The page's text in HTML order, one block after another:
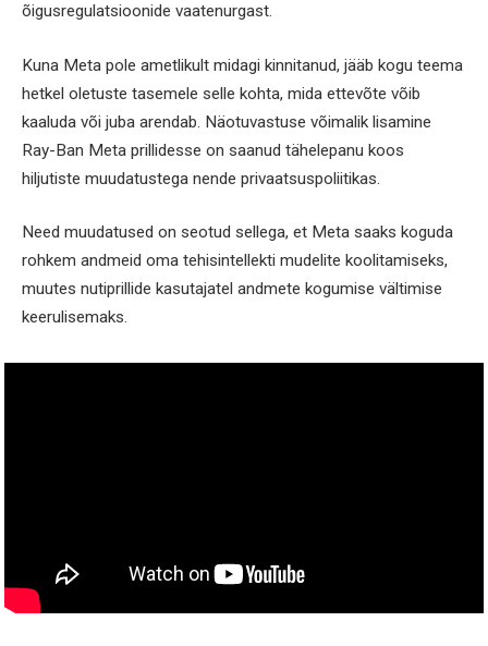
õigusregulatsioonide vaatenurgast.
Kuna Meta pole ametlikult midagi kinnitanud, jääb kogu teema
hetkel oletuste tasemele selle kohta, mida ettevõte võib
kaaluda või juba arendab. Näotuvastuse võimalik lisamine
Ray-Ban Meta prillidesse on saanud tähelepanu koos
hiljutiste muudatustega nende privaatsuspoliitikas.
Need muudatused on seotud sellega, et Meta saaks koguda
rohkem andmeid oma tehisintellekti mudelite koolitamiseks,
muutes nutiprillide kasutajatel andmete kogumise vältimise
keerulisemaks.